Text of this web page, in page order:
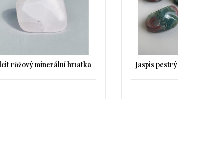
Jaspis pestrý minerální hmatka